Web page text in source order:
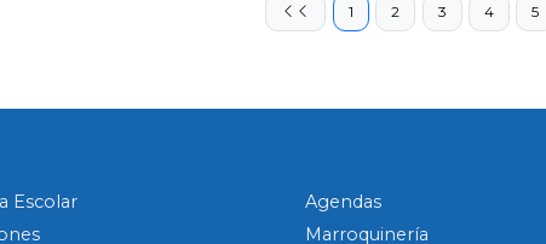
1 2 3 4 5
Escolar
Agendas
Marroquinería